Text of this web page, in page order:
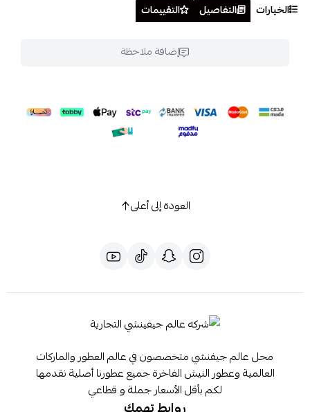
الخيارات التفاصيل التقييمات
إضافة ملاحظة
العودة إلى أعلى
محل عالم جيفنشي متخصصون في عالم العطور والماركات
العالمية وعطور النيش الفاخرة جميع عطورنا أصلية نقدمها
لكم بأقل الأسعار جملة و قطاعي